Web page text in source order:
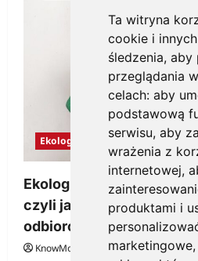
Ta witryna
cookie i
śledzenia,
przeglądania
celach: aby
podstawową
serwisu, aby
wrażenia z
internetowej,
produktami i
marketingowe,
Ekologia
Ekologiczne gadżety
czyli jak wzbudzić
odbiorców
KnowMore.pl 28 grudnia, 2025